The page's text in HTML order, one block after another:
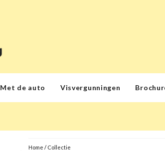
Met de auto Visvergunningen
Home / Collectie